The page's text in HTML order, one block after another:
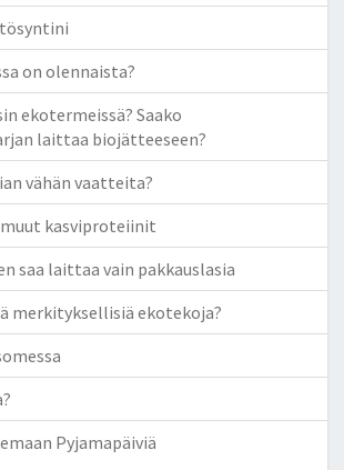
on olennaista?
ekotermeissä? Saako
laittaa biojätteeseen?
vähän vaatteita?
kasviproteiinit
saa laittaa vain pakkauslasia
merkityksellisiä ekotekoja?
Pyjamapäiviä